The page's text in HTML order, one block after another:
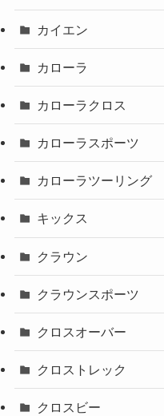
カイエン
カローラ
カローラクロス
カローラスポーツ
カローラツーリング
キックス
クラウン
クラウンスポーツ
クロスオーバー
クロストレック
クロスビー